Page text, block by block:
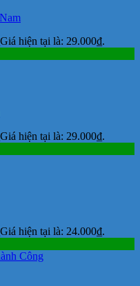
Giá hiện tại là: 29.000₫.
Giá hiện tại là: 29.000₫.
Giá hiện tại là: 24.000₫.